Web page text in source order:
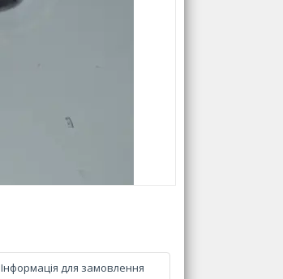
Інформація для замовлення